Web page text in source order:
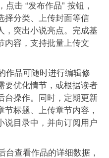
点击 “发布作品” 按钮，
择分类、上传封面等信
，突出小说亮点。完成基
内容，支持批量上传文
作品可随时进行编辑修
要优化情节，或根据读者
台操作。同时，定期更新
标题、上传章节内容，
说目录中，并向订阅用户
台查看作品的详细数据，